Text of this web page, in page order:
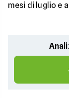
mesi di luglio e